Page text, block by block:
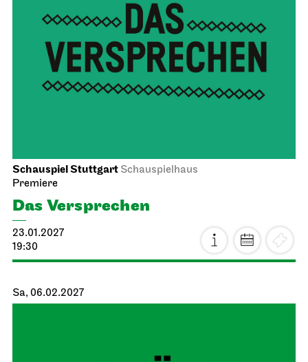
Schauspiel Stuttgart Schauspielhaus
Premiere
Das Ver­sprechen
23.01.2027
19:30
Sa, 06.02.2027